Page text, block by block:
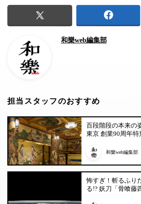
和樂web編集部
担当スタッフのおすすめ
百段階段の本来の
東京 創業90周年特
和樂web編集部
怖すぎ！斬るふり
る!? 妖刀「骨喰藤